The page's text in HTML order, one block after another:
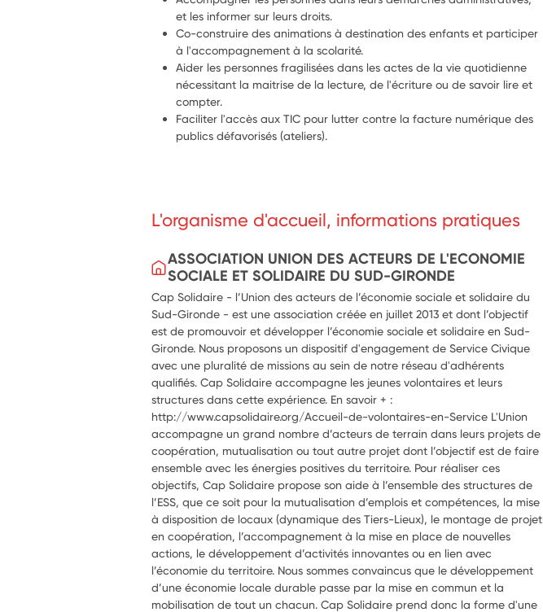
et les informer sur leurs droits.
Co-construire des animations à destination des enfants et participer
à l'accompagnement à la scolarité.
Aider les personnes fragilisées dans les actes de la vie quotidienne
nécessitant la maitrise de la lecture, de l'écriture ou de savoir lire et
compter.
Faciliter l'accès aux TIC pour lutter contre la facture numérique des
publics défavorisés (ateliers).
L'organisme d'accueil, informations pratiques
ASSOCIATION UNION DES ACTEURS DE L'ECONOMIE
SOCIALE ET SOLIDAIRE DU SUD-GIRONDE
Cap Solidaire - l’Union des acteurs de l’économie sociale et solidaire du
Sud-Gironde - est une association créée en juillet 2013 et dont l’objectif
est de promouvoir et développer l’économie sociale et solidaire en Sud-
Gironde. Nous proposons un dispositif d'engagement de Service Civique
avec une pluralité de missions au sein de notre réseau d'adhérents
qualifiés. Cap Solidaire accompagne les jeunes volontaires et leurs
structures dans cette expérience. En savoir + :
http://www.capsolidaire.org/Accueil-de-volontaires-en-Service L'Union
accompagne un grand nombre d’acteurs de terrain dans leurs projets de
coopération, mutualisation ou tout autre projet dont l’objectif est de faire
ensemble avec les énergies positives du territoire. Pour réaliser ces
objectifs, Cap Solidaire propose son aide à l’ensemble des structures de
l’ESS, que ce soit pour la mutualisation d’emplois et compétences, la mise
à disposition de locaux (dynamique des Tiers-Lieux), le montage de projet
en coopération, l’accompagnement à la mise en place de nouvelles
actions, le développement d’activités innovantes ou en lien avec
l’économie du territoire. Nous sommes convaincus que le développement
d’une économie locale durable passe par la mise en commun et la
mobilisation de tout un chacun. Cap Solidaire prend donc la forme d'une